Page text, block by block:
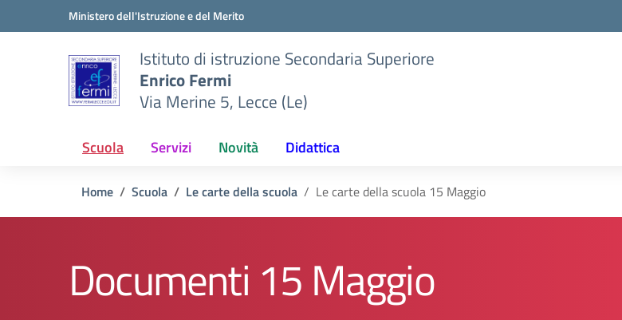
Vai ai contenuti
Vai al menu di navigazioneMinistero dell'Istruzione e del Merito
Istituto di istruzione Secondaria Superiore
Enrico Fermi
Via Merine 5, Lecce (Le)
Scuola Servizi Novità Didattica
Home Scuola Le carte della scuola Le carte della scuola 15 Maggio
Documenti 15 Maggio